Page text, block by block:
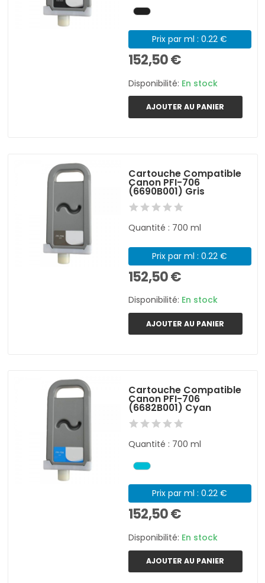
Prix par ml : 0.22 €
152,50 €
Disponibilité: En stock
AJOUTER AU PANIER
Cartouche Compatible
Canon PFI-706
(6690B001) Gris
Quantité : 700 ml
Prix par ml : 0.22 €
152,50 €
Disponibilité: En stock
AJOUTER AU PANIER
Cartouche Compatible
Canon PFI-706
(6682B001) Cyan
Quantité : 700 ml
Prix par ml : 0.22 €
152,50 €
Disponibilité: En stock
AJOUTER AU PANIER